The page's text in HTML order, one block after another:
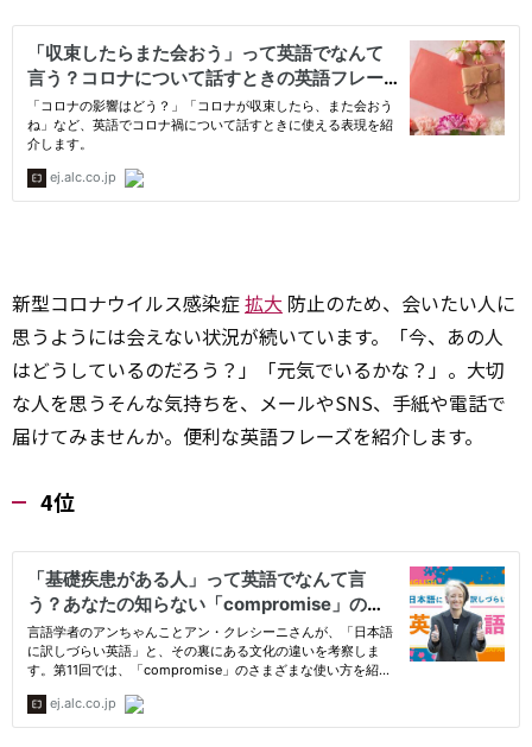
新型コロナウイルス感染症拡大 防止のため、会いたい人に
思うようには会えない状況が続いています。「今、あの人
はどうしているのだろう？」「元気でいるかな？」。大切
な人を思うそんな気持ちを、メールやSNS、手紙や電話で
届けてみませんか。便利な英語フレーズを紹介します。
4位